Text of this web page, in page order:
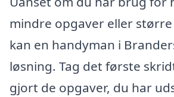
mindre opgaver eller
kan en handyman i
løsning. Tag det første
gjort de opgaver, du har